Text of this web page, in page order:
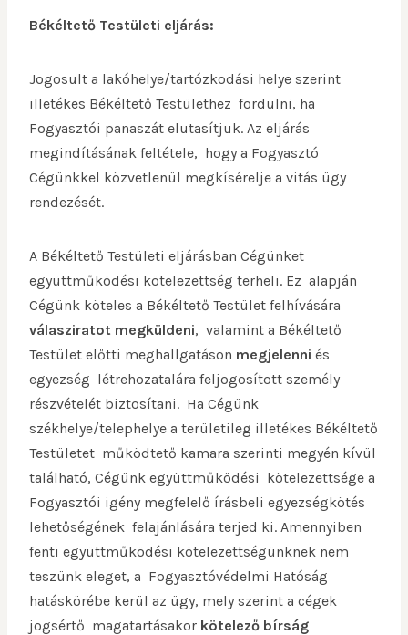
Békéltető Testületi eljárás:
Jogosult a lakóhelye/tartózkodási helye szerint
illetékes Békéltető Testülethez fordulni, ha
Fogyasztói panaszát elutasítjuk. Az eljárás
megindításának feltétele, hogy a Fogyasztó
Cégünkkel közvetlenül megkísérelje a vitás ügy
rendezését.
A Békéltető Testületi eljárásban Cégünket
együttműködési kötelezettség terheli. Ez alapján
Cégünk köteles a Békéltető Testület felhívására
válasziratot megküldeni, valamint a Békéltető
Testület előtti meghallgatáson megjelenni és
egyezség létrehozatalára feljogosított személy
részvételét biztosítani. Ha Cégünk
székhelye/telephelye a területileg illetékes Békéltető
Testületet működtető kamara szerinti megyén kívül
található, Cégünk együttműködési kötelezettsége a
Fogyasztói igény megfelelő írásbeli egyezségkötés
lehetőségének felajánlására terjed ki. Amennyiben
fenti együttműködési kötelezettségünknek nem
teszünk eleget, a Fogyasztóvédelmi Hatóság
hatáskörébe kerül az ügy, mely szerint a cégek
jogsértő magatartásakor kötelező bírság